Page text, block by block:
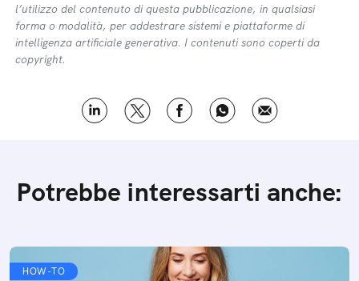
l’utilizzo del contenuto di questa pubblicazione, in qualsiasi
forma o modalità, per addestrare sistemi e piattaforme di
intelligenza artificiale generativa. I contenuti sono coperti da
copyright.
Potrebbe interessarti anche:
HOW-TO